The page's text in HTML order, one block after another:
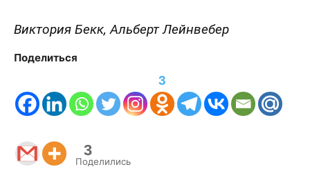
Виктория Бекк, Альберт Лейнвебер
Поделиться
3
3
Поделились